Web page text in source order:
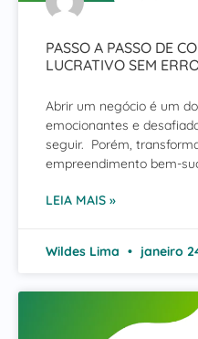
PASSO A PASSO DE
LUCRATIVO SEM
Abrir um negócio é um
emocionantes e
seguir. Porém,
empreendimento bem-
LEIA MAIS »
Wildes Lima janeiro